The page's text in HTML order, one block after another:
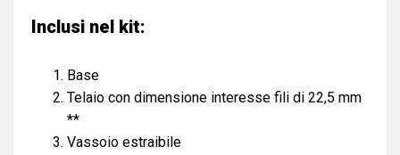
Inclusi nel kit:
Base
Telaio con dimensione interesse fili di 22,5 mm
**
Vassoio estraibile